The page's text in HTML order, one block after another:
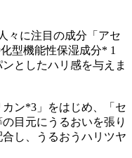
々に注目の成分「アセ
型機能性保湿成分* 1
としたハリ感を与えま
ン*3」をはじめ、「セ
目元にうるおいを張り
し、うるおうハリツヤ